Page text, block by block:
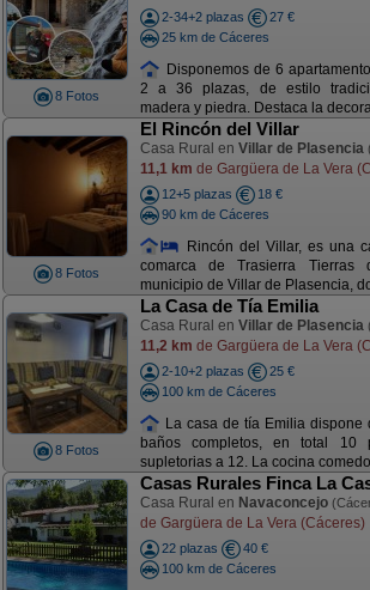
8 Fotos
2-34+2 plazas
27 €
25 km de Cáceres
Disponemos de 6
2 a 36 plazas, de estilo
madera y piedra. Destaca la
8 Fotos
El Rincón del Villar
Casa Rural en Villar de Plasencia
11,1 km de Gargüera de La Vera
12+5 plazas
18 €
90 km de Cáceres
Rincón del Villar, es una
comarca de Trasierra Tierras
municipio de Villar de Plasencia,
8 Fotos
La Casa de Tía Emilia
Casa Rural en Villar de Plasencia
11,2 km de Gargüera de La Vera
2-10+2 plazas
25 €
100 km de Cáceres
La casa de tía Emilia dispone
baños completos, en total 10
supletorias a 12. La cocina
Casas Rurales Finca La
Casa Rural en Navaconcejo
de Gargüera de La Vera (Cáceres)
22 plazas
40 €
100 km de Cáceres